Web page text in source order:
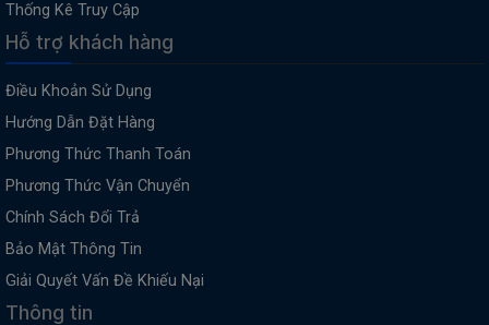
Thống Kê Truy Cập
Hỗ trợ khách hàng
Điều Khoản Sử Dụng
Hướng Dẫn Đặt Hàng
Phương Thức Thanh Toán
Phương Thức Vận Chuyển
Chính Sách Đổi Trả
Bảo Mật Thông Tin
Giải Quyết Vấn Đề Khiếu Nại
Thông tin